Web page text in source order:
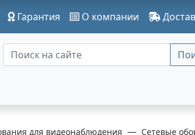
Гарантия О компании
для видеонаблюдения
Сетевые